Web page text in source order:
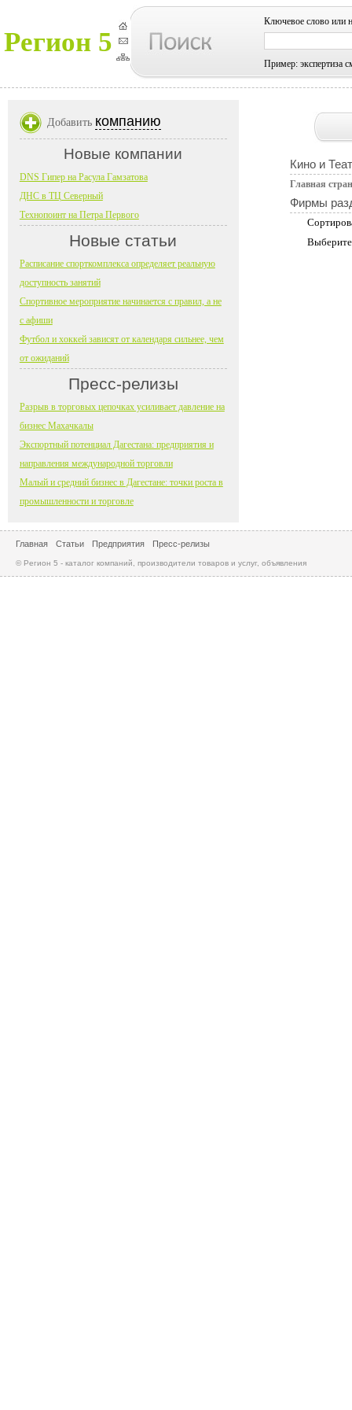
Регион 5
Ключевое слово или
Пример: экспертиза
Кино и
Главная
Фирмы
Добавить компанию
Новые компании
DNS Гипер на Расула Гамзатова
ДНС в ТЦ Северный
Технопоинт на Петра Первого
Новые статьи
Расписание спорткомплекса определяет реальную
доступность занятий
Спортивное мероприятие начинается с правил, а не
с афиши
Футбол и хоккей зависят от календаря сильнее, чем
от ожиданий
Пресс-релизы
Разрыв в торговых цепочках усиливает давление на
бизнес Махачкалы
Экспортный потенциал Дагестана: предприятия и
направления международной торговли
Малый и средний бизнес в Дагестане: точки роста в
промышленности и торговле
Главная Статьи Предприятия Пресс-релизы
© Регион 5 - каталог компаний, производители товаров и услуг, объявления